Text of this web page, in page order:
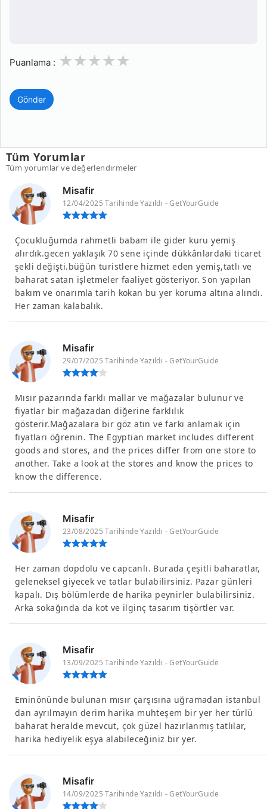
Puanlama : 3
2
1
Gönder
Tüm Yorumlar
Tüm yorumlar ve değerlendirmeler
Misafir
12/04/2025 Tarihinde Yazıldı - GetYourGuide
Çocukluğumda rahmetli babam ile gider kuru yemiş
alırdık.gecen yaklaşık 70 sene içinde dükkânlardaki ticaret
şekli değişti.büğün turistlere hizmet eden yemiş,tatlı ve
baharat satan işletmeler faaliyet gösteriyor. Son yapılan
bakım ve onarımla tarih kokan bu yer koruma altına alındı.
Her zaman kalabalık.
Misafir
29/07/2025 Tarihinde Yazıldı - GetYourGuide
Mısır pazarında farklı mallar ve mağazalar bulunur ve
fiyatlar bir mağazadan diğerine farklılık
gösterir.Mağazalara bir göz atın ve farkı anlamak için
fiyatları öğrenin. The Egyptian market includes different
goods and stores, and the prices differ from one store to
another. Take a look at the stores and know the prices to
know the difference.
Misafir
23/08/2025 Tarihinde Yazıldı - GetYourGuide
Her zaman dopdolu ve capcanlı. Burada çeşitli baharatlar,
geleneksel giyecek ve tatlar bulabilirsiniz. Pazar günleri
kapalı. Dış bölümlerde de harika peynirler bulabilirsiniz.
Arka sokağında da kot ve ilginç tasarım tişörtler var.
Misafir
13/09/2025 Tarihinde Yazıldı - GetYourGuide
Eminönünde bulunan mısır çarşısına uğramadan istanbul
dan ayrılmayın derim harika muhteşem bir yer her türlü
baharat heralde mevcut, çok güzel hazırlanmış tatlılar,
harika hediyelik eşya alabileceğiniz bir yer.
Misafir
14/09/2025 Tarihinde Yazıldı - GetYourGuide